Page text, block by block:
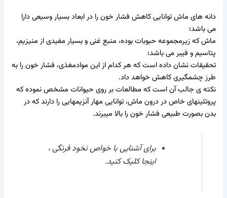
دانه های ماش توانایی کاهش فشار خون را در ابعاد بسیار وسیعی دارا
می باشد؛
ماش که زیرمجموعه حبوبات بوده، منبع غنی و بسیار مفیدی از منیزیم،
پتاسیم و فیبر می باشد؛
تحقیقات نشان داده است که هر کدام از این موادمغذی، فشار خون را به
طرز چشمگیری کاهش خواهد داد.
نکته ی جالب آن است که مطالعات بر روی حیوانات مشخص نموده که
پروتئینهای خاص در درون ماش، توانایی مهار آنزیمهایی را دارند که در
بدن بصورت طبیعی فشار خون را بالا میبرند.
برای آشنایی با خواص نخود فرنگی ،
اینجاکلیک کنید.